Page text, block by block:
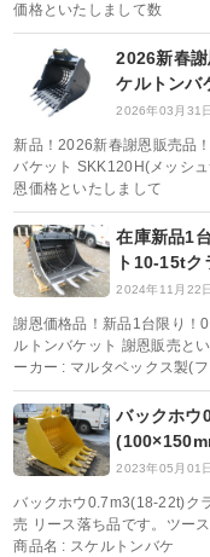
価格といたしまして数
2026新春
ケルトンバ
2026年03月31日
新品！2026新春謝恩販売品
バケット SKK120H(メッシ
恩価格といたしまして
在庫新品1
ト10-15tク
2024年11月22日
謝恩価格品！新品1台限り！
ルトンバケット 謝恩販売と
ーカー : マルタベックス製(
バックホウ
2023年05月01日
バックホウ0.7m3(18-22t)ク
売 リース落ち品です。ツー
商品名 : スケルトンバケ